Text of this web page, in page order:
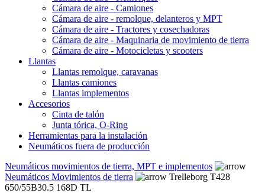
Cámara de aire - Camiones
Cámara de aire - remolque, delanteros y MPT
Cámara de aire - Tractores y cosechadoras
Cámara de aire - Maquinaria de movimiento de tierra
Cámara de aire - Motocicletas y scooters
Llantas
Llantas remolque, caravanas
Llantas camiones
Llantas implementos
Accesorios
Cinta de talón
Junta tórica, O-Ring
Herramientas para la instalación
Neumáticos fuera de producción
Neumáticos movimientos de tierra, MPT e implementos
Neumáticos Movimientos de tierra
Trelleborg T428
650/55B30.5 168D TL